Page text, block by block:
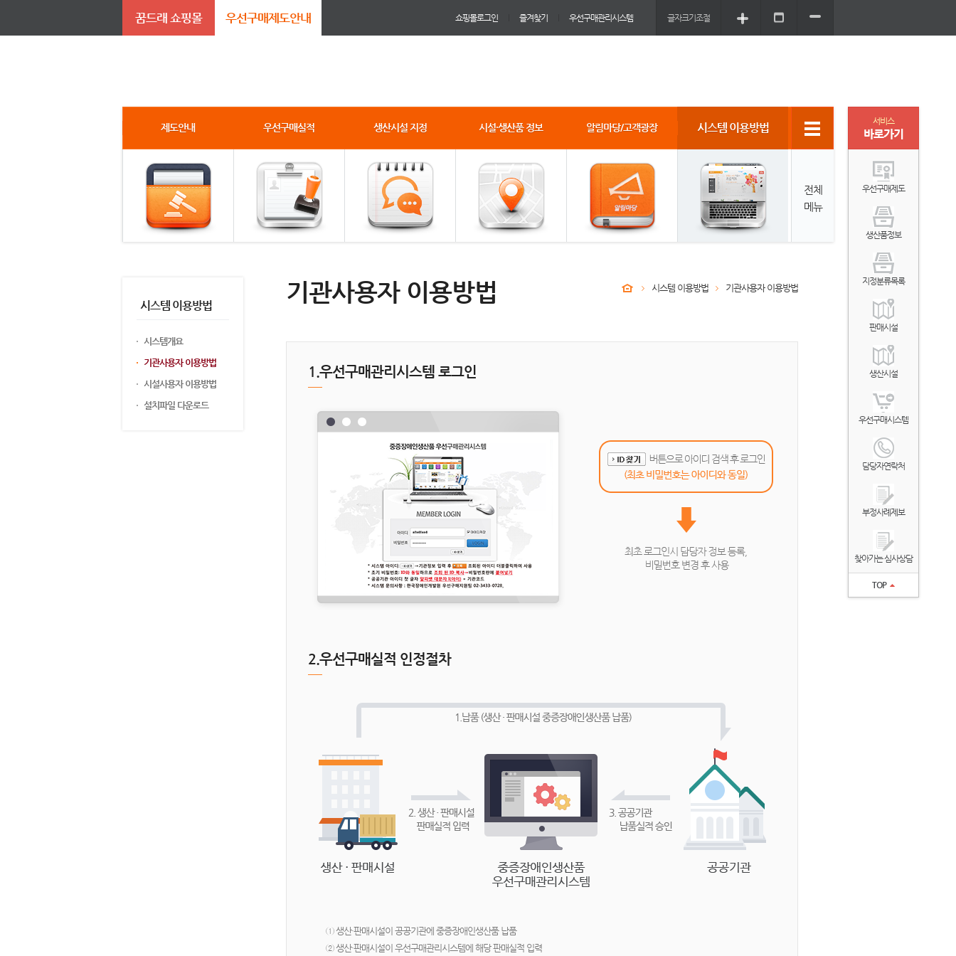
꿈드래 쇼핑몰 우선구매제도안내 쇼핑몰로그인 즐겨찾기 우선구매관리시스템 글자크기조절
제도안내 우선구매실적 생산시설 지정 시설·생산품 정보 알림마당/고객광장 시스템 이용방법
전체
메뉴
시스템 이용방법
시스템개요
기관사용자 이용방법
시설사용자 이용방법
설치파일 다운로드
기관사용자 이용방법 시스템 이용방법 기관사용자 이용방법
1.우선구매관리시스템 로그인
2.우선구매실적 인정절차
① 생산·판매시설이 공공기관에 중증장애인생산품 납품
② 생산·판매시설이 우선구매관리시스템에 해당 판매실적 입력
서비스
바로가기
우선구매제도
생산품정보
지정분류목록
판매시설
생산시설
우선구매시스템
담당자연락처
부정사례제보
찾아가는 심사상담
TOP